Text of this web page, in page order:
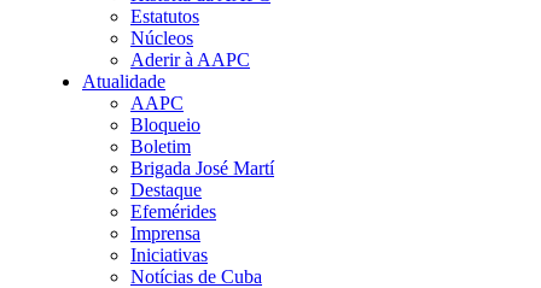
Estatutos
Núcleos
Aderir à AAPC
Atualidade
AAPC
Bloqueio
Boletim
Brigada José Martí
Destaque
Efemérides
Imprensa
Iniciativas
Notícias de Cuba